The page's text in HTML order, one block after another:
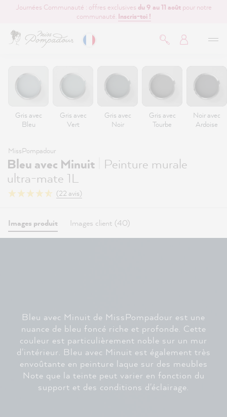
principal
Journées Communauté : offres exclusives du 9 au 11 aoûtpour notre
communauté. Inscris-toi !
Gris avec
Bleu
Gris avec
Vert
Gris avec
Noir
Gris avec
Tourbe
Noir avec
Ardoise
MissPompadour
Bleu avec Minuit
Peinture murale
ultra-mate 1L
(22 avis)
Images produit Images client (40)
Bleu avec Minuit de MissPompadour est une
nuance de bleu foncé riche et profonde. Cette
couleur est particulièrement noble sur un mur
d'intérieur. Bleu avec Minuit est également très
envoûtante en peinture laque sur des meubles
Note que la teinte peut varier en fonction du
support et des conditions d'éclairage.